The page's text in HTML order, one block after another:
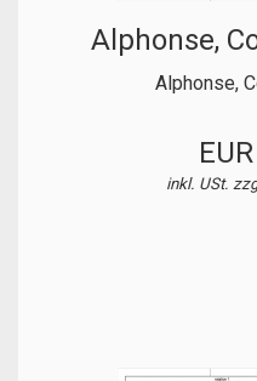
Alphonse,
Alphonse,
inkl. USt.